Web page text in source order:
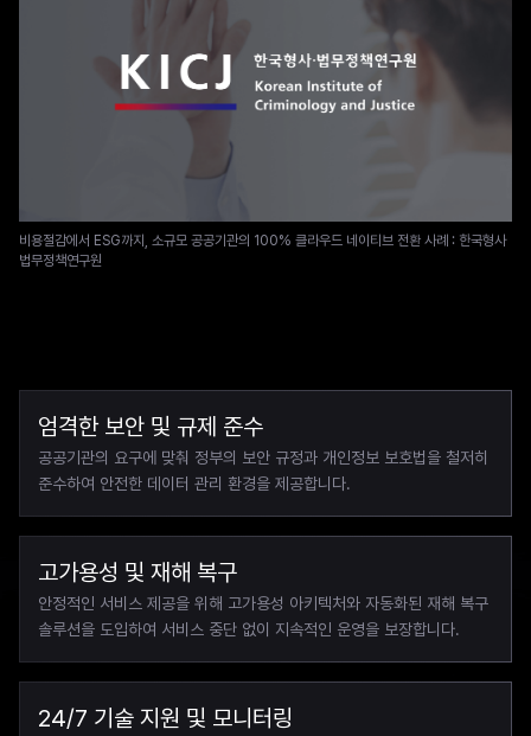
비용절감에서 ESG까지, 소규모 공공기관의 100% 클라우드 네이티브 전환 사례 : 한국형사
법무정책연구원
엄격한 보안 및 규제 준수
공공기관의 요구에 맞춰 정부의 보안 규정과 개인정보 보호법을 철저히
준수하여 안전한 데이터 관리 환경을 제공합니다.
고가용성 및 재해 복구
안정적인 서비스 제공을 위해 고가용성 아키텍처와 자동화된 재해 복구
솔루션을 도입하여 서비스 중단 없이 지속적인 운영을 보장합니다.
24/7 기술 지원 및 모니터링